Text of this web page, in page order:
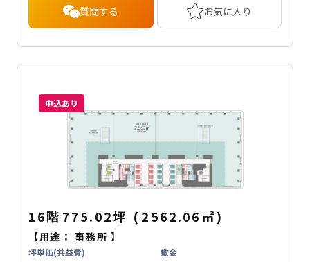
質問する お気に入り
申込あり
16階 775.02坪 ( 2562.06 ㎡)
【用途：事務所 】
坪単価(共益費) 敷金